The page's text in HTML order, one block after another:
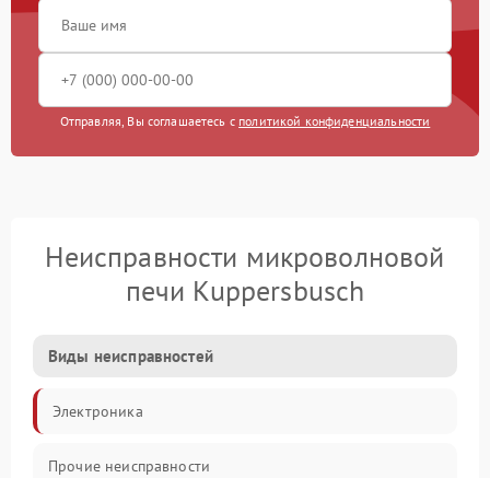
Отправляя, Вы соглашаетесь с политикой конфиденциальности
Неисправности микроволновой
печи Kuppersbusch
Виды неисправностей
Электроника
Прочие неисправности